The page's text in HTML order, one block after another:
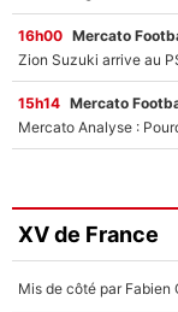
16h00 Mercato
15h14 Mercato
Mercato Analyse :
XV de France